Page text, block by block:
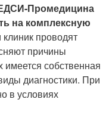
Промедицина
на комплексную
проводят
причины
имеется собственная
диагностики. При
в условиях